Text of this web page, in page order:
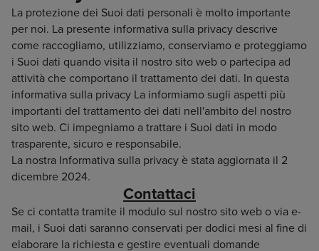
La protezione dei Suoi dati personali è molto importante
per noi. La presente informativa sulla privacy descrive
come raccogliamo, utilizziamo, conserviamo e proteggiamo
i Suoi dati quando visita il nostro sito web o partecipa ad
attività che comportano il trattamento dei dati. In questa
informativa sulla privacy La informiamo sugli aspetti più
importanti del trattamento dei dati nell'ambito del nostro
sito web. Ci impegniamo a trattare i Suoi dati in modo
trasparente, sicuro e responsabile.
La nostra Informativa sulla privacy è stata aggiornata il 2
dicembre 2024.
Contattaci
Se ci contatta tramite il modulo sul nostro sito web o via e-
mail, i Suoi dati saranno conservati per dodici mesi al fine di
elaborare la richiesta e gestire eventuali domande